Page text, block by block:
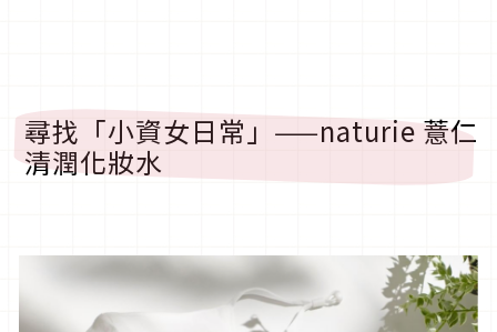
尋找「小資女日常」——naturie 薏仁
清潤化妝水